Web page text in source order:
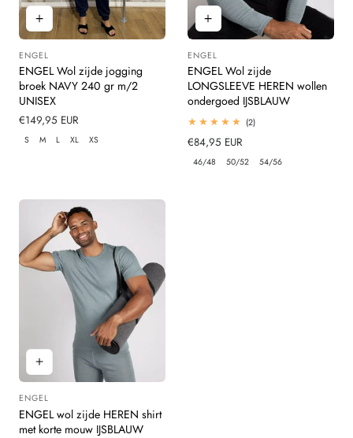
Leverancier:
ENGEL
ENGEL Wol zijde jogging
broek NAVY 240 gr m/2
UNISEX
Normale
prijs
€149,95 EUR
S M L XL XS
Leverancier:
ENGEL
ENGEL Wol zijde
LONGSLEEVE HEREN wollen
ondergoed IJSBLAUW
(2)2
Normale
prijs
€84,95 EUR
46/48 50/52 54/56
Leverancier:
ENGEL
ENGEL wol zijde HEREN shirt
met korte mouw IJSBLAUW